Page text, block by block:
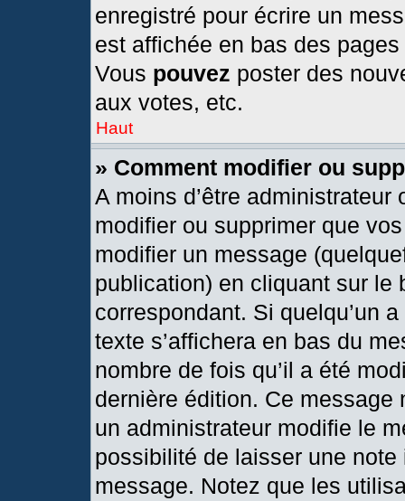
enregistré pour écrire un
est affichée en bas des
Vous pouvez poster des
aux votes, etc.
Haut
» Comment modifier ou
A moins d’être
modifier ou supprimer que
modifier un message
publication) en cliquant sur le
correspondant. Si quelqu’un
texte s’affichera en bas du
nombre de fois qu’il a été
dernière édition. Ce message
un administrateur modifie le
possibilité de laisser une
message. Notez que les